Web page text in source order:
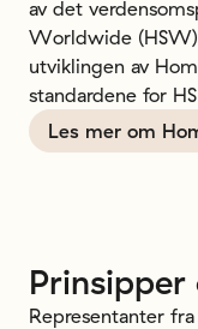
av det
Worldwide
utviklingen av
standardene for
Les mer om
Prinsipper
Representanter